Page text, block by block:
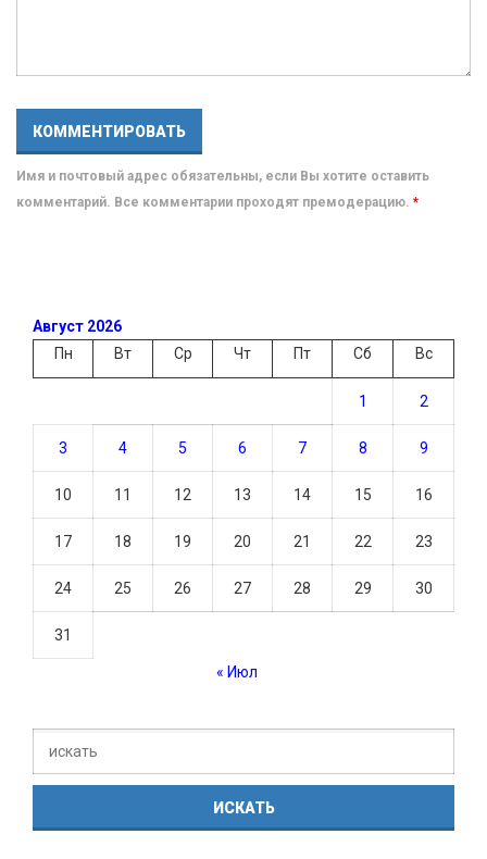
Имя и почтовый адрес обязательны, если Вы хотите оставить
комментарий. Все комментарии проходят премодерацию. *
Август 2026
Пн
Вт Ср Чт Пт Сб Вс
1 2
3 4 5 6 7 8 9
10 11 12 13 14 15 16
17 18 19 20 21 22 23
24 25 26 27 28 29 30
31
« Июл